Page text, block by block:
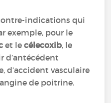
indications qui
exemple, pour le
et lecélecoxib, le
d’antécédent
d’accident vasculaire
de poitrine.